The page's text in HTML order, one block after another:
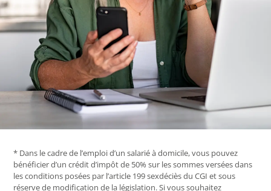
* Dans le cadre de l’emploi d’un salarié à domicile, vous pouvez
bénéficier d’un crédit d’impôt de 50% sur les sommes versées dans
les conditions posées par l’article 199 sexdéciès du CGI et sous
réserve de modification de la législation. Si vous souhaitez